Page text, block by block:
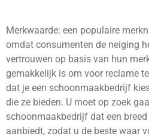
Merkwaarde: een populaire
omdat consumenten de neiging
vertrouwen op basis van hun
gemakkelijk is om voor reclame
dat je een schoonmaakbedrijf
die ze bieden. U moet op zoek
schoonmaakbedrijf dat een
aanbiedt, zodat u de beste waar